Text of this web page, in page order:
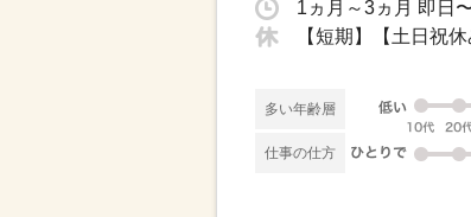
【短期】【土日祝
多い年齢層
仕事の仕方